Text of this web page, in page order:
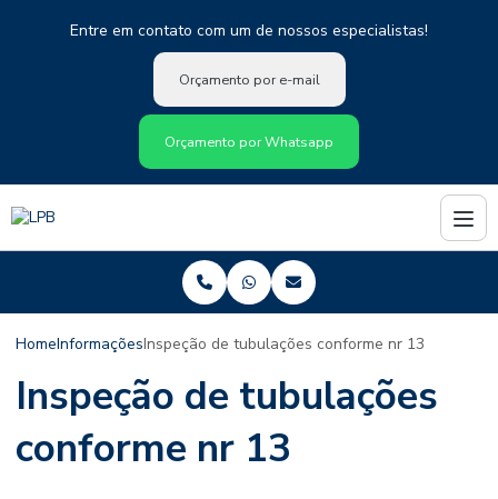
Entre em contato com um de nossos especialistas!
Orçamento por e-mail
Orçamento por Whatsapp
HomeInformaçõesInspeção de tubulações conforme nr 13
Inspeção de tubulações
conforme nr 13